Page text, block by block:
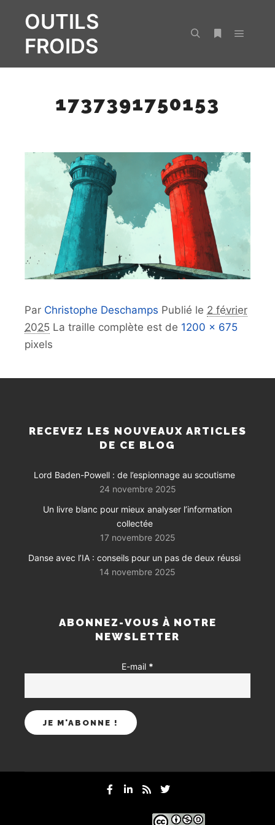
OUTILS
FROIDS
1737391750153
Par Christophe Deschamps Publié le 2 février
2025 La traille complète est de 1200 × 675
pixels
RECEVEZ LES NOUVEAUX ARTICLES
DE CE BLOG
Lord Baden-Powell : de l’espionnage au scoutisme
24 novembre 2025
Un livre blanc pour mieux analyser l’information
collectée
17 novembre 2025
Danse avec l’IA : conseils pour un pas de deux réussi
14 novembre 2025
ABONNEZ-VOUS À NOTRE
NEWSLETTER
E-mail *